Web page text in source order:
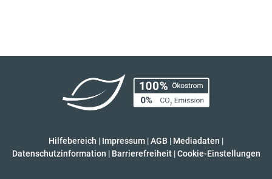
Hilfebereich | Impressum |AGB | Mediadaten |
Datenschutzinformation | Barrierefreiheit | Cookie-Einstellungen